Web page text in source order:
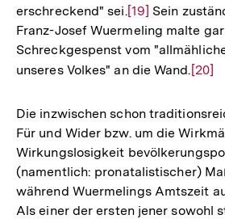
der
Fußnote
erschreckend" sei.Zur
Auflösung
der
Fußnote
[19] Sein
Franz-Josef Wuermeling malte
Schreckgespenst vom
unseres Volkes" an die Wand. Zur
der
[20]
Die inzwischen schon
Für und Wider bzw. um die
Wirkungslosigkeit
(namentlich: pronatalistischer)
während Wuermelings Amtszeit
Als einer der ersten jener sowohl